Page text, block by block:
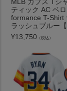
MLB カブス Tシ
ティック AC ベ
formance T-Shirt
ラッシュブルー【
¥13,750 （税込）